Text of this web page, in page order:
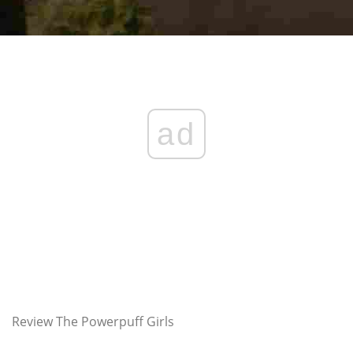
ad
Review The Powerpuff Girls